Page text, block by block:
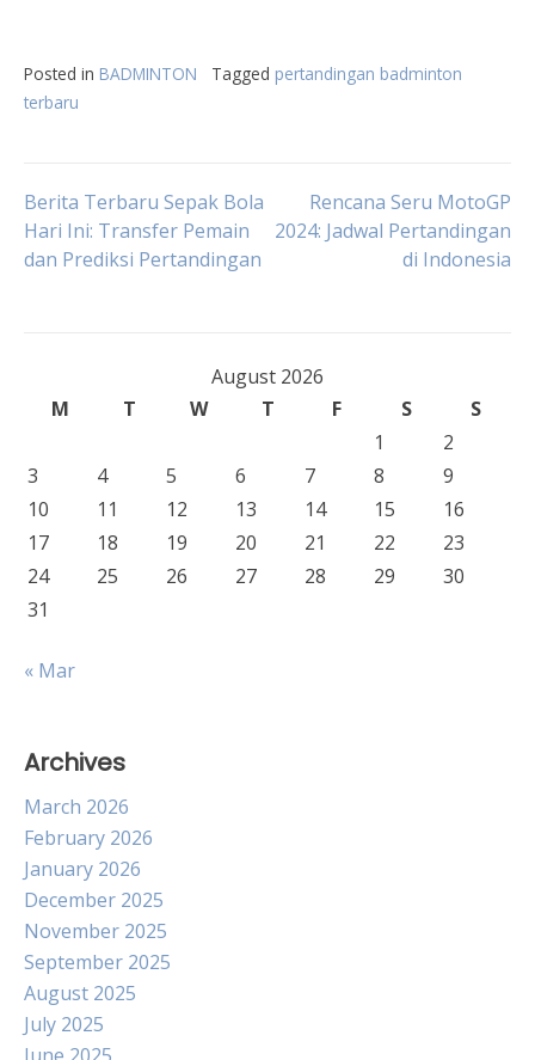
Posted in BADMINTON Tagged pertandingan badminton
terbaru
Post
navigation
Berita Terbaru Sepak Bola
Hari Ini: Transfer Pemain
dan Prediksi Pertandingan
Rencana Seru MotoGP
2024: Jadwal Pertandingan
di Indonesia
August 2026
M
T W T F S
S
1
2
3
4 5 6 7 8
9
10
11 12 13 14 15
16
17
18 19 20 21 22
23
24
25 26 27 28 29
30
31
« Mar
Archives
March 2026
February 2026
January 2026
December 2025
November 2025
September 2025
August 2025
July 2025